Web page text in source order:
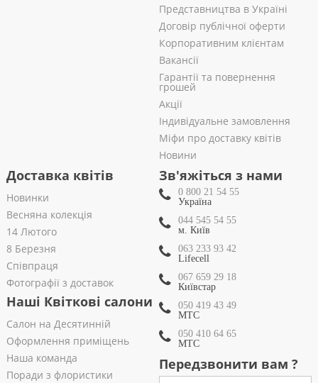
Представництва в Україні
Договір публічної оферти
Корпоративним клієнтам
Вакансії
Гарантії та повернення
грошей
Акції
Індивідуальне замовлення
Міфи про доставку квітів
Новини
Доставка квітів
Новинки
Весняна колекція
14 Лютого
8 Березня
Співпраця
Фотографії з доставок
Наші Квіткові салони
Салон на Десятинній
Оформлення приміщень
Наша команда
Поради з флористики
Зв'яжіться з нами
0 800 21 54 55
Україна
044 545 54 55
м. Київ
063 233 93 42
Lifecell
067 659 29 18
Київстар
050 419 43 49
МТС
050 410 64 65
МТС
Передзвонити вам ?